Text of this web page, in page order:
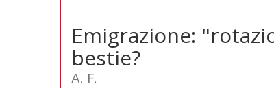
Emigrazione:
bestie?
A. F.